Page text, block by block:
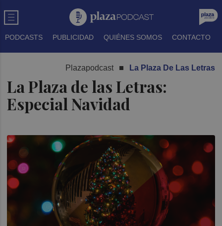
PODCASTS PUBLICIDAD QUIÉNES SOMOS CONTACTO
Plazapodcast La Plaza De Las Letras
La Plaza de las Letras:
Especial Navidad